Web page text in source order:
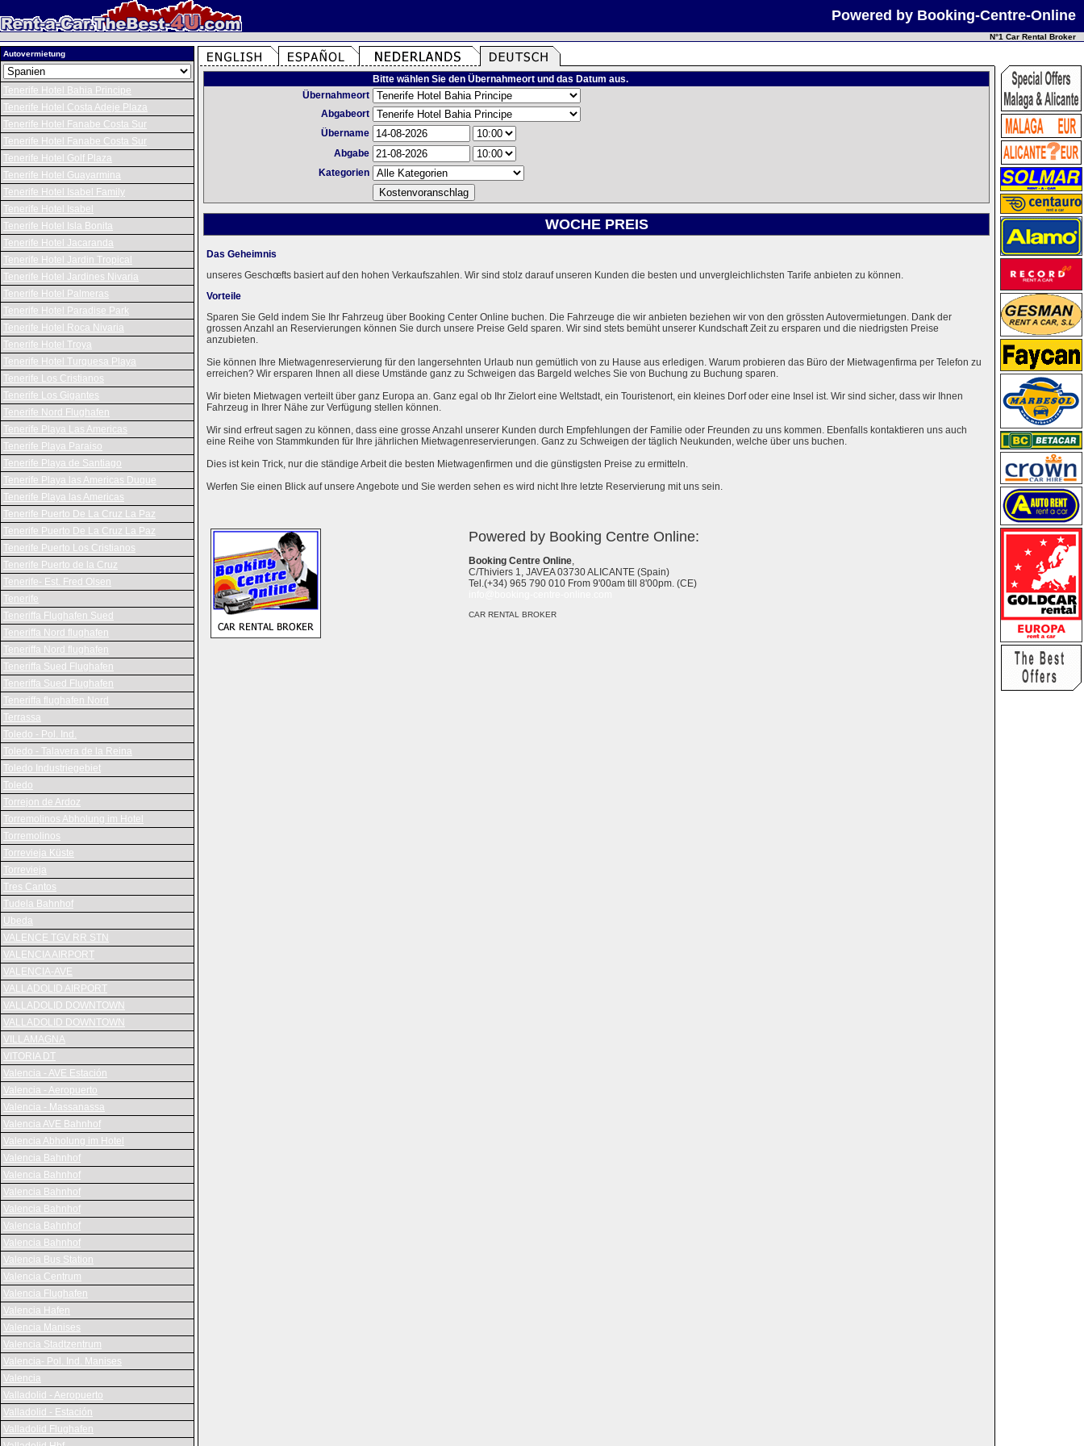
Powered by Booking-Centre-Online
N°1 Car Rental Broker
Autovermietung
Tenerife Hotel Bahia Principe
Tenerife Hotel Costa Adeje Plaza
Tenerife Hotel Fanabe Costa Sur
Tenerife Hotel Fanabe Costa Sur
Tenerife Hotel Golf Plaza
Tenerife Hotel Guayarmina
Tenerife Hotel Isabel Family
Tenerife Hotel Isabel
Tenerife Hotel Isla Bonita
Tenerife Hotel Jacaranda
Tenerife Hotel Jardin Tropical
Tenerife Hotel Jardines Nivaria
Tenerife Hotel Palmeras
Tenerife Hotel Paradise Park
Tenerife Hotel Roca Nivaria
Tenerife Hotel Troya
Tenerife Hotel Turquesa Playa
Tenerife Los Cristianos
Tenerife Los Gigantes
Tenerife Nord Flughafen
Tenerife Playa Las Americas
Tenerife Playa Paraiso
Tenerife Playa de Santiago
Tenerife Playa las Americas Duque
Tenerife Playa las Americas
Tenerife Puerto De La Cruz La Paz
Tenerife Puerto De La Cruz La Paz
Tenerife Puerto Los Cristianos
Tenerife Puerto de la Cruz
Tenerife- Est. Fred Olsen
Tenerife
Teneriffa Flughafen Sued
Teneriffa Nord flughafen
Teneriffa Nord flughafen
Teneriffa Sued Flughafen
Teneriffa Sued Flughafen
Teneriffa flughafen Nord
Terrassa
Toledo - Pol. Ind.
Toledo - Talavera de la Reina
Toledo Industriegebiet
Toledo
Torrejon de Ardoz
Torremolinos Abholung im Hotel
Torremolinos
Torrevieja Küste
Torrevieja
Tres Cantos
Tudela Bahnhof
Ubeda
VALENCE TGV RR STN
VALENCIA AIRPORT
VALENCIA-AVE
VALLADOLID AIRPORT
VALLADOLID DOWNTOWN
VALLADOLID DOWNTOWN
VILLAMAGNA
VITORIA DT
Valencia - AVE Estación
Valencia - Aeropuerto
Valencia - Massanassa
Valencia AVE Bahnhof
Valencia Abholung im Hotel
Valencia Bahnhof
Valencia Bahnhof
Valencia Bahnhof
Valencia Bahnhof
Valencia Bahnhof
Valencia Bahnhof
Valencia Bus Station
Valencia Centrum
Valencia Flughafen
Valencia Hafen
Valencia Manises
Valencia Stadtzentrum
Valencia- Pol. Ind. Manises
Valencia
Valladolid - Aeropuerto
Valladolid - Estación
Valladolid Flughafen
Bitte wählen Sie den Übernahmeort und das Datum aus.
Übernahmeort
Abgabeort
Übername
Abgabe
Kategorien
WOCHE PREIS
Das Geheimnis
unseres Geschœfts basiert auf den hohen Verkaufszahlen. Wir sind stolz darauf unseren Kunden die besten und unvergleichlichsten Tarife anbieten zu können.
Vorteile
Sparen Sie Geld indem Sie Ihr Fahrzeug über Booking Center Online buchen. Die Fahrzeuge die wir anbieten beziehen wir von den grössten Autovermietungen. Dank der
grossen Anzahl an Reservierungen können Sie durch unsere Preise Geld sparen. Wir sind stets bemüht unserer Kundschaft Zeit zu ersparen und die niedrigsten Preise
anzubieten.
Sie können Ihre Mietwagenreservierung für den langersehnten Urlaub nun gemütlich von zu Hause aus erledigen. Warum probieren das Büro der Mietwagenfirma per Telefon zu
erreichen? Wir ersparen Ihnen all diese Umstände ganz zu Schweigen das Bargeld welches Sie von Buchung zu Buchung sparen.
Wir bieten Mietwagen verteilt über ganz Europa an. Ganz egal ob Ihr Zielort eine Weltstadt, ein Touristenort, ein kleines Dorf oder eine Insel ist. Wir sind sicher, dass wir Ihnen
Fahrzeug in Ihrer Nähe zur Verfügung stellen können.
Wir sind erfreut sagen zu können, dass eine grosse Anzahl unserer Kunden durch Empfehlungen der Familie oder Freunden zu uns kommen. Ebenfalls kontaktieren uns auch
eine Reihe von Stammkunden für Ihre jährlichen Mietwagenreservierungen. Ganz zu Schweigen der täglich Neukunden, welche über uns buchen.
Dies ist kein Trick, nur die ständige Arbeit die besten Mietwagenfirmen und die günstigsten Preise zu ermitteln.
Werfen Sie einen Blick auf unsere Angebote und Sie werden sehen es wird nicht Ihre letzte Reservierung mit uns sein.
Powered by Booking Centre Online:
Booking Centre Online,
C/Thiviers 1, JAVEA 03730 ALICANTE (Spain)
Tel.(+34) 965 790 010 From 9'00am till 8'00pm. (CE)
CAR RENTAL BROKER